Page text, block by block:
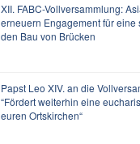
XII. FABC-Vollversammlung:
erneuern Engagement für eine
den Bau von Brücken
Papst Leo XIV. an die
“Fördert weiterhin eine
euren Ortskirchen“